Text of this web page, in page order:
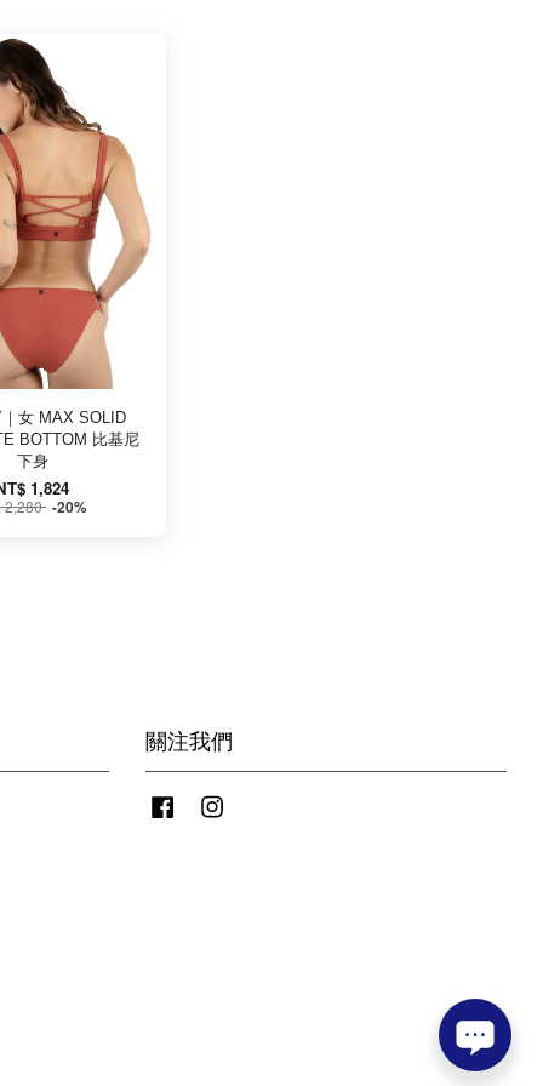
｜女 MAX SOLID
BOTTOM 比基尼
下身
1,824
2,280 -20%
關注我們
Facebook